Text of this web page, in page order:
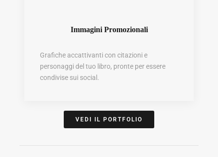
Immagini Promozionali
Grafiche accattivanti con citazioni e
personaggi del tuo libro, pronte per essere
condivise sui social.
VEDI IL PORTFOLIO